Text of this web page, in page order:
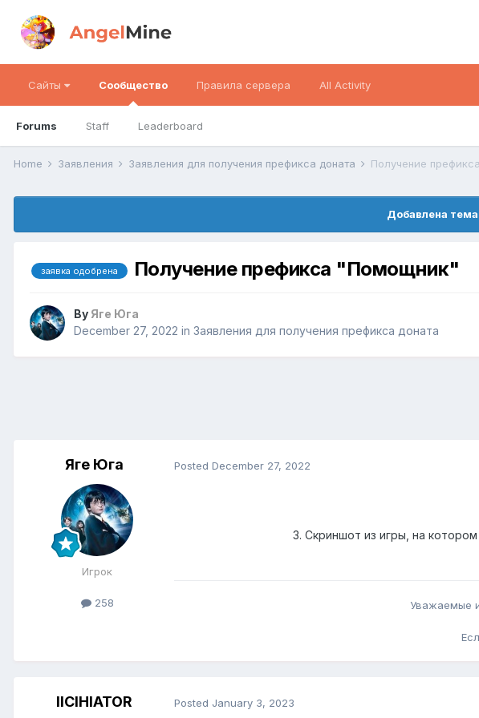
Сайты Сообщество
Forums Staff Leaderboard
Правила сервера All Activity
Home Заявления Заявления для получения префикса доната Получение
Добавлена
заявка одобрена Получение префикса "Помощник"
By Яге Юга
December 27, 2022 in Заявления для получения префикса доната
Яге Юга
Игрок
258
Posted December 27, 2022
3. Скриншот из игры, на
Уважаемые
IICIHIATOR Posted January 3, 2023